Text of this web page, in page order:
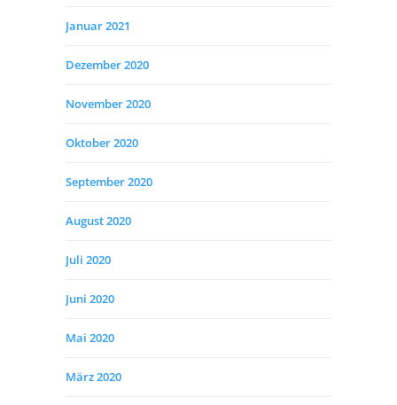
Januar 2021
Dezember 2020
November 2020
Oktober 2020
September 2020
August 2020
Juli 2020
Juni 2020
Mai 2020
März 2020